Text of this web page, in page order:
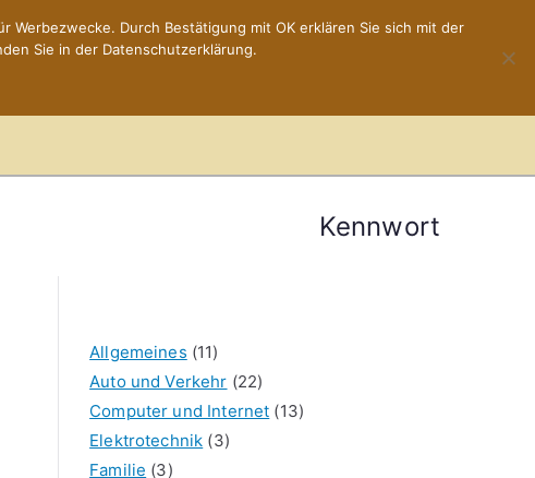
Kennwort
Allgemeines (11)
Auto und Verkehr (22)
Computer und Internet (13)
Elektrotechnik (3)
Familie (3)
Durch Bestätigung mit OK erklären Sie sich mit der
Sie in der Datenschutzerklärung.